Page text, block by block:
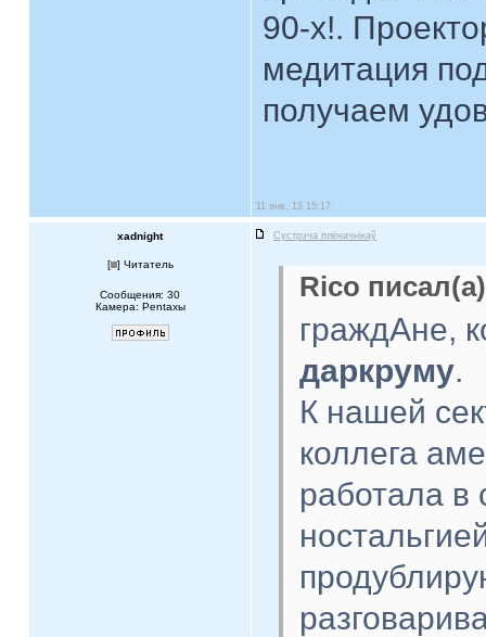
90-х!.
медитация
получаем
11 янв, 13 15:17
xadnight Сустрэча плёначнiкаў
[ ] Читатель
Сообщения: 30
Камера: Pentaxы
Rico
граждАне,
даркруму.
К нашей
коллега
работала в